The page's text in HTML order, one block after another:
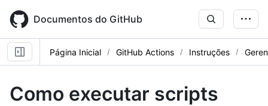
main
content
Documentos do GitHub
Página Inicial GitHub Actions Instruções
Como executar scripts